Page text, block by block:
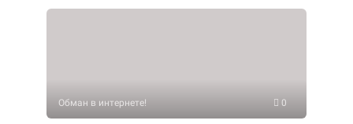
Обман в интернете! 0